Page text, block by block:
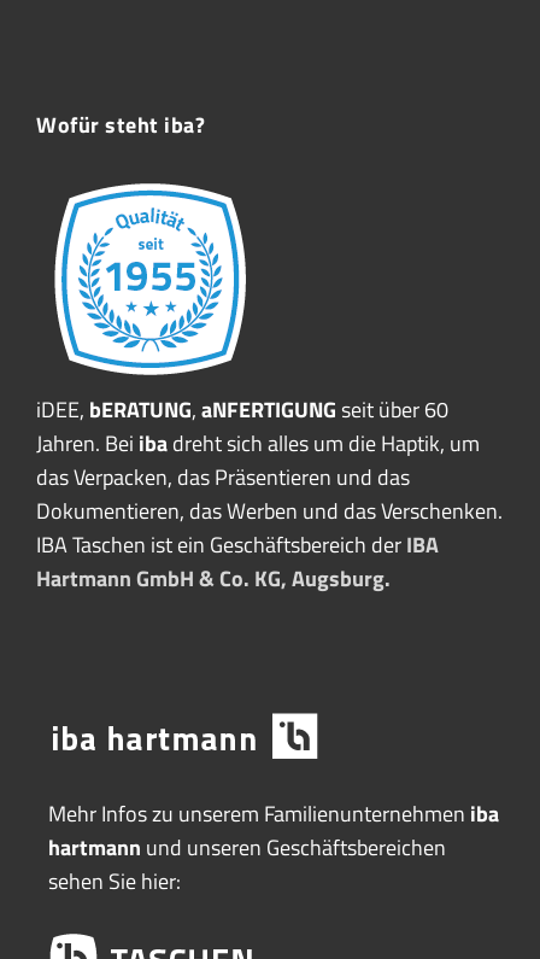
Wofür steht iba?
iDEE, bERATUNG,aNFERTIGUNGseit über 60
Jahren. Bei ibadreht sich alles um die Haptik, um
das Verpacken, das Präsentieren und das
Dokumentieren, das Werben und das Verschenken.
IBA Taschen ist ein Geschäftsbereich derIBA
Hartmann GmbH & Co. KG, Augsburg.
Mehr Infos zu unserem Familienunternehmen iba
hartmann und unseren Geschäftsbereichen
sehen Sie hier: